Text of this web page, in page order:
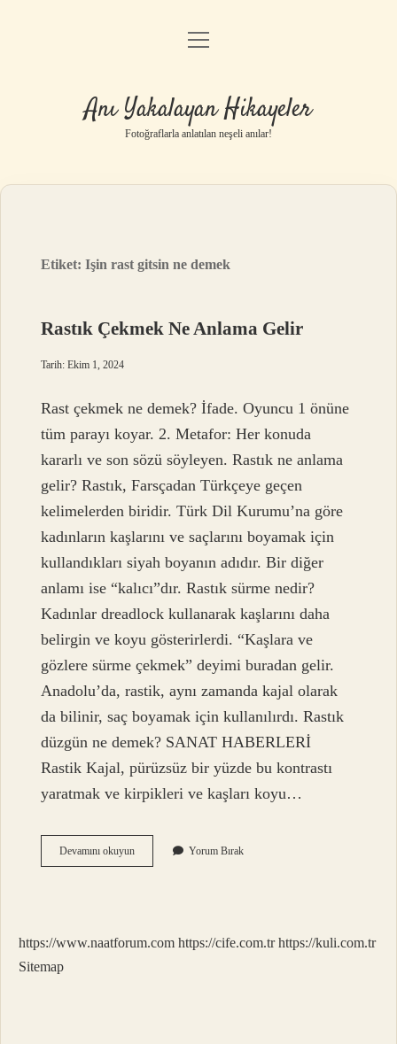
Anasayfa
Yasal Uyarı
menüyü
Anı Yakalayan Hikayeler
Fotoğraflarla anlatılan neşeli anılar!
Etiket:Işin rast gitsin ne demek
Rastık Çekmek Ne Anlama Gelir
Tarih: Ekim 1, 2024
Rast çekmek ne demek? İfade. Oyuncu 1 önüne
tüm parayı koyar. 2. Metafor: Her konuda
kararlı ve son sözü söyleyen. Rastık ne anlama
gelir? Rastık, Farsçadan Türkçeye geçen
kelimelerden biridir. Türk Dil Kurumu’na göre
kadınların kaşlarını ve saçlarını boyamak için
kullandıkları siyah boyanın adıdır. Bir diğer
anlamı ise “kalıcı”dır. Rastık sürme nedir?
Kadınlar dreadlock kullanarak kaşlarını daha
belirgin ve koyu gösterirlerdi. “Kaşlara ve
gözlere sürme çekmek” deyimi buradan gelir.
Anadolu’da, rastik, aynı zamanda kajal olarak
da bilinir, saç boyamak için kullanılırdı. Rastık
düzgün ne demek? SANAT HABERLERİ
Rastik Kajal, pürüzsüz bir yüzde bu kontrastı
yaratmak ve kirpikleri ve kaşları koyu…
Devamını okuyunRastık
Çekmek
Yorum Bırak
https://www.naatforum.com https://cife.com.tr https://kuli.com.tr
Sitemap